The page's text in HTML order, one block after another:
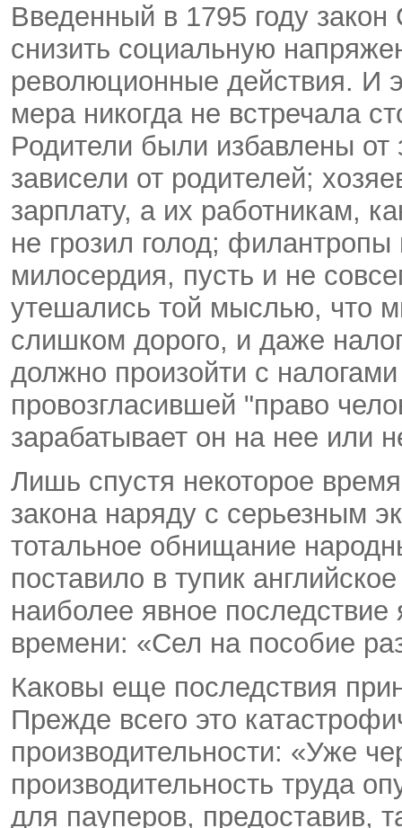
Введенный в 1795 году
снизить социальную
революционные действия. И
мера никогда не встречала
Родители были избавлены
зависели от родителей;
зарплату, а их работникам,
не грозил голод; филантропы
милосердия, пусть и не
утешались той мыслью, что
слишком дорого, и даже
должно произойти с
провозгласившей "право
зарабатывает он на нее или
Лишь спустя некоторое
закона наряду с серьезным
тотальное обнищание
поставило в тупик
наиболее явное последствие
времени: «Сел на пособие
Каковы еще последствия
Прежде всего это
производительности: «Уже
производительность труда
для пауперов, предоставив,